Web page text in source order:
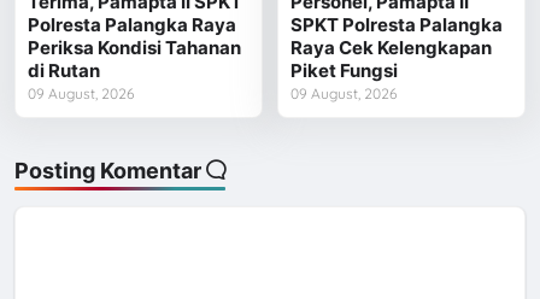
Polresta Palangka Raya
Periksa Kondisi Tahanan
di Rutan
09 August, 2026
SPKT Polresta Palangka
Raya Cek Kelengkapan
Piket Fungsi
09 August, 2026
Posting Komentar